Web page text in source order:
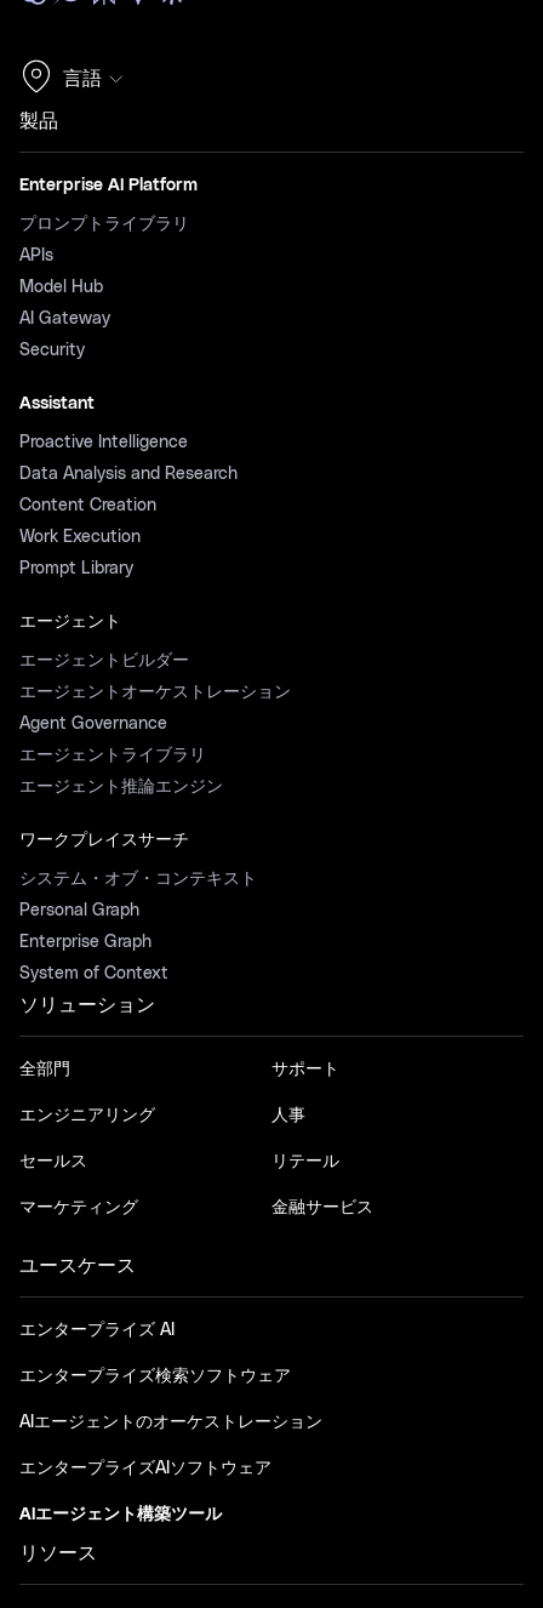
言語
製品
Enterprise AI Platform
プロンプトライブラリ
APIs
Model Hub
AI Gateway
Security
Assistant
Proactive Intelligence
Data Analysis and Research
Content Creation
Work Execution
Prompt Library
エージェント
エージェントビルダー
エージェントオーケストレーション
Agent Governance
エージェントライブラリ
エージェント推論エンジン
ワークプレイスサーチ
システム・オブ・コンテキスト
Personal Graph
Enterprise Graph
System of Context
ソリューション
全部門
エンジニアリング
セールス
マーケティング
サポート
人事
リテール
金融サービス
ユースケース
エンタープライズ AI
エンタープライズ検索ソフトウェア
AIエージェントのオーケストレーション
エンタープライズAIソフトウェア
AIエージェント構築ツール
リソース